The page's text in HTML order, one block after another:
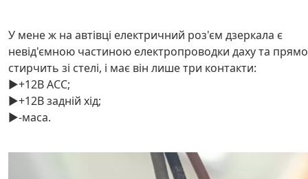
У мене ж на автівці електричний роз'єм дзеркала є
невід'ємною частиною електропроводки даху та прямо
стирчить зі стелі, і має він лише три контакти:
▶️+12В АСС;
▶️+12В задній хід;
▶️-маса.